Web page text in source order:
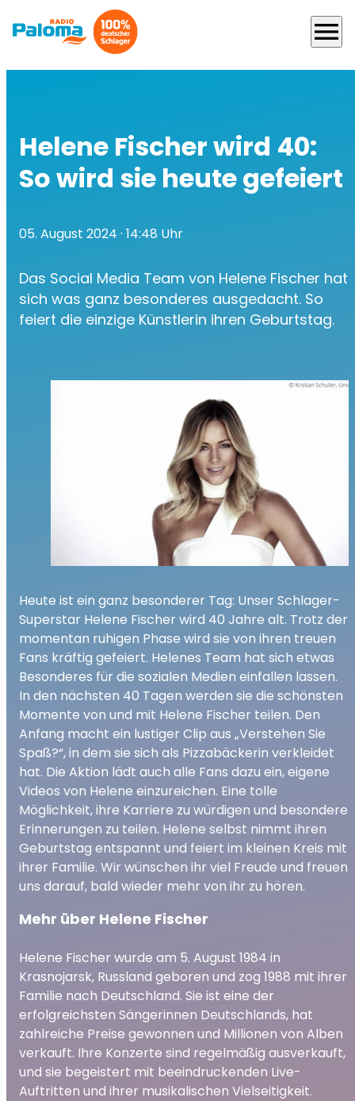
menu
Helene Fischer wird 40:
So wird sie heute gefeiert
05. August 2024 · 14:48 Uhr
Das Social Media Team von Helene Fischer hat
sich was ganz besonderes ausgedacht. So
feiert die einzige Künstlerin ihren Geburtstag.
Heute ist ein ganz besonderer Tag: Unser Schlager-
Superstar Helene Fischer wird 40 Jahre alt. Trotz der
momentan ruhigen Phase wird sie von ihren treuen
Fans kräftig gefeiert. Helenes Team hat sich etwas
Besonderes für die sozialen Medien einfallen lassen.
In den nächsten 40 Tagen werden sie die schönsten
Momente von und mit Helene Fischer teilen. Den
Anfang macht ein lustiger Clip aus „Verstehen Sie
Spaß?“, in dem sie sich als Pizzabäckerin verkleidet
hat. Die Aktion lädt auch alle Fans dazu ein, eigene
Videos von Helene einzureichen. Eine tolle
Möglichkeit, ihre Karriere zu würdigen und besondere
Erinnerungen zu teilen. Helene selbst nimmt ihren
Geburtstag entspannt und feiert im kleinen Kreis mit
ihrer Familie. Wir wünschen ihr viel Freude und freuen
uns darauf, bald wieder mehr von ihr zu hören.
Mehr über Helene Fischer
Helene Fischer wurde am 5. August 1984 in
Krasnojarsk, Russland geboren und zog 1988 mit ihrer
Familie nach Deutschland. Sie ist eine der
erfolgreichsten Sängerinnen Deutschlands, hat
zahlreiche Preise gewonnen und Millionen von Alben
verkauft. Ihre Konzerte sind regelmäßig ausverkauft,
und sie begeistert mit beeindruckenden Live-
Auftritten und ihrer musikalischen Vielseitigkeit.